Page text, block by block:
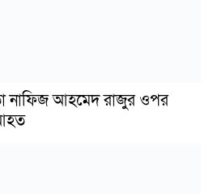
নাফিজ আহমেদ রাজুর ওপর